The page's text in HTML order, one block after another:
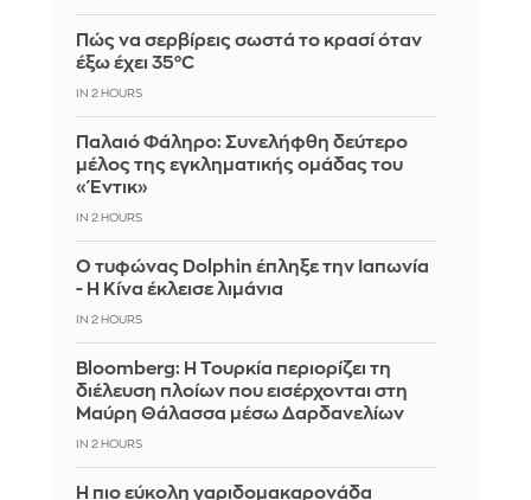
Πώς να σερβίρεις σωστά το κρασί όταν
έξω έχει 35°C
IN 2 HOURS
Παλαιό Φάληρο: Συνελήφθη δεύτερο
μέλος της εγκληματικής ομάδας του
«Έντικ»
IN 2 HOURS
Ο τυφώνας Dolphin έπληξε την Ιαπωνία
- Η Κίνα έκλεισε λιμάνια
IN 2 HOURS
Bloomberg: Η Τουρκία περιορίζει τη
διέλευση πλοίων που εισέρχονται στη
Μαύρη Θάλασσα μέσω Δαρδανελίων
IN 2 HOURS
Η πιο εύκολη γαριδομακαρονάδα